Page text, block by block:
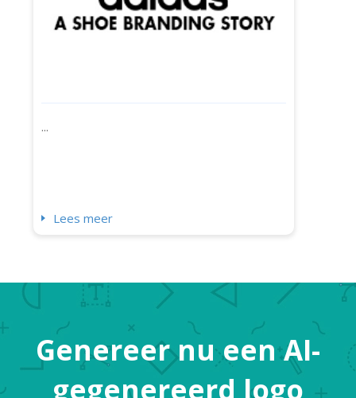
...
Lees meer
Genereer nu een AI-
gegenereerd logo